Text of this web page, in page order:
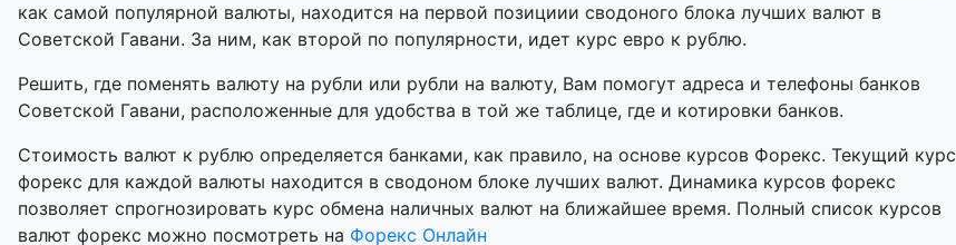
как самой популярной валюты, находится на первой позициии сводоного блока лучших валют в
Советской Гавани. За ним, как второй по популярности, идет курс евро к рублю.
Решить, где поменять валюту на рубли или рубли на валюту, Вам помогут адреса и телефоны банков
Советской Гавани, расположенные для удобства в той же таблице, где и котировки банков.
Стоимость валют к рублю определяется банками, как правило, на основе курсов Форекс. Текущий курс
форекс для каждой валюты находится в сводоном блоке лучших валют. Динамика курсов форекс
позволяет спрогнозировать курс обмена наличных валют на ближайшее время. Полный список курсов
валют форекс можно посмотреть на Форекс Онлайн